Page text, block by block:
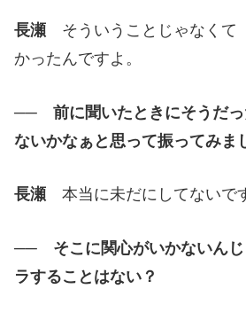
長瀬 そういうことじゃなくて
かったんですよ。
── 前に聞いたときにそうだっ
ないかなぁと思って振ってみま
長瀬 本当に未だにしてないで
── そこに関心がいかないん
ラすることはない？